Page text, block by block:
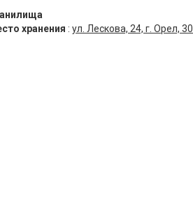
хранения : ул. Лескова, 24, г. Орел,